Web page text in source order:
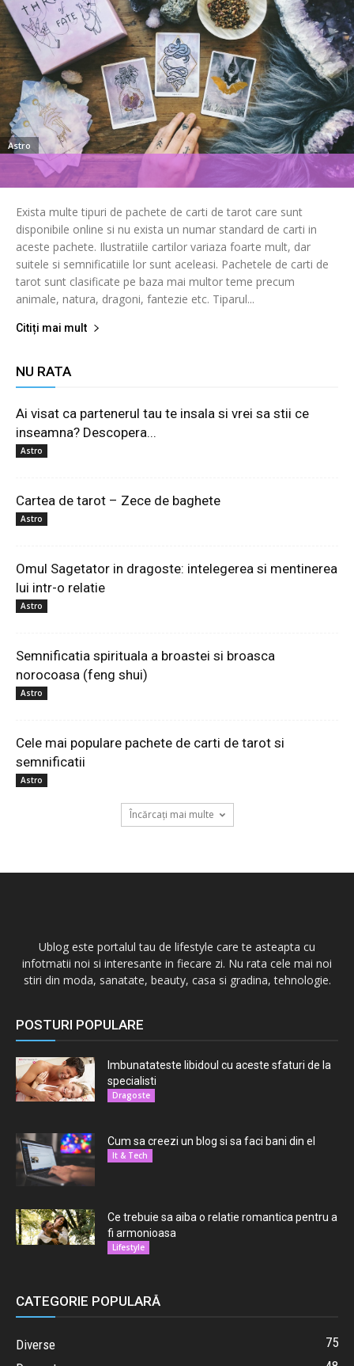
Astro
Exista multe tipuri de pachete de carti de tarot care sunt
disponibile online si nu exista un numar standard de carti in
aceste pachete. Ilustratiile cartilor variaza foarte mult, dar
suitele si semnificatiile lor sunt aceleasi. Pachetele de carti de
tarot sunt clasificate pe baza mai multor teme precum
animale, natura, dragoni, fantezie etc. Tiparul...
Citiți mai mult
NU RATA
Ai visat ca partenerul tau te insala si vrei sa stii ce
inseamna? Descopera...
Astro
Cartea de tarot – Zece de baghete
Astro
Omul Sagetator in dragoste: intelegerea si mentinerea
lui intr-o relatie
Astro
Semnificatia spirituala a broastei si broasca
norocoasa (feng shui)
Astro
Cele mai populare pachete de carti de tarot si
semnificatii
Astro
Încărcați mai multe
Ublog este portalul tau de lifestyle care te asteapta cu
infotmatii noi si interesante in fiecare zi. Nu rata cele mai noi
stiri din moda, sanatate, beauty, casa si gradina, tehnologie.
POSTURI POPULARE
Imbunatateste libidoul cu aceste sfaturi de la
specialisti
Dragoste
Cum sa creezi un blog si sa faci bani din el
It & Tech
Ce trebuie sa aiba o relatie romantica pentru a
fi armonioasa
Lifestyle
CATEGORIE POPULARĂ
Diverse
75